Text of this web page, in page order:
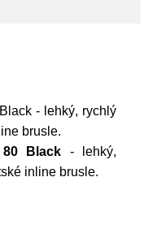
- lehký, rychlý
brusle.
Black - lehký,
inline brusle.